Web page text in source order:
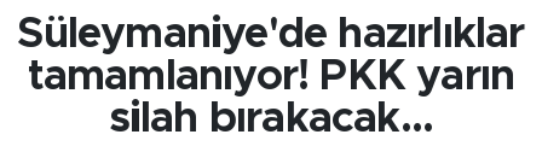
Süleymaniye'de hazırlıklar
tamamlanıyor! PKK yarın
silah bırakacak...
Tüm Manşetler
Son Dakika Haberleri
Haber Arşivi